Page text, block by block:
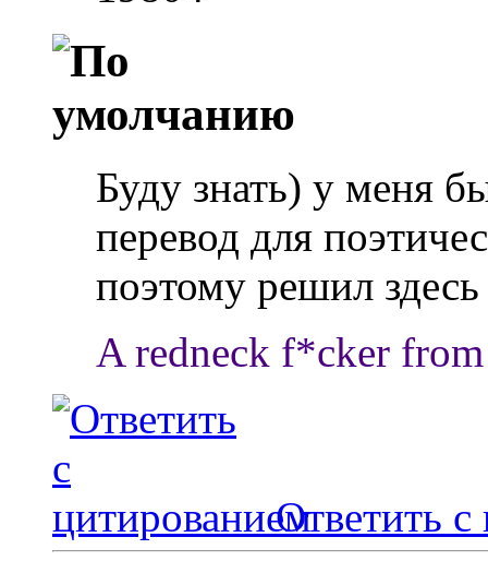
Буду знать) у меня
перевод для
поэтому решил здесь
A redneck f*cker
Ответить с